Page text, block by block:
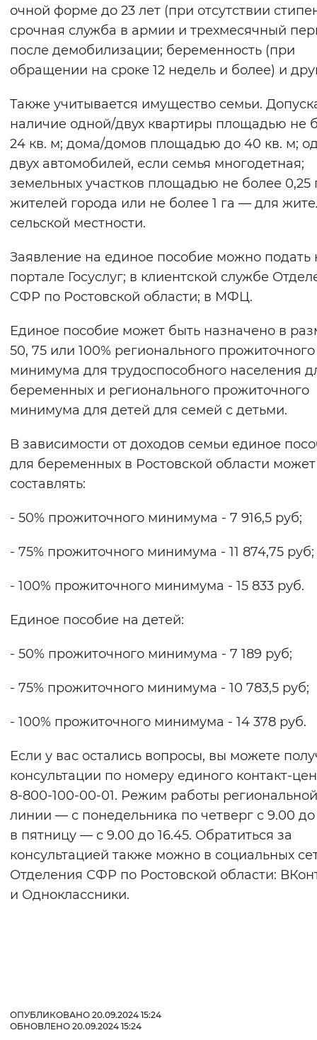
очной форме до 23 лет (при отсутствии
срочная служба в армии и трехмесячный
после демобилизации; беременность (при
обращении на сроке 12 недель и более) и
Также учитывается имущество семьи.
наличие одной/двух квартиры площадью не
24 кв. м; дома/домов площадью до 40 кв. м;
двух автомобилей, если семья многодетная;
земельных участков площадью не более 0,25
жителей города или не более 1 га — для
сельской местности.
Заявление на единое пособие можно подать
портале Госуслуг; в клиентской службе
СФР по Ростовской области; в МФЦ.
Единое пособие может быть назначено в
50, 75 или 100% регионального прожиточного
минимума для трудоспособного населения
беременных и регионального прожиточного
минимума для детей для семей с детьми.
В зависимости от доходов семьи единое
для беременных в Ростовской области может
составлять:
- 50% прожиточного минимума - 7 916,5 руб;
- 75% прожиточного минимума - 11 874,75 руб;
- 100% прожиточного минимума - 15 833 руб.
Единое пособие на детей:
- 50% прожиточного минимума - 7 189 руб;
- 75% прожиточного минимума - 10 783,5 руб;
- 100% прожиточного минимума - 14 378 руб.
Если у вас остались вопросы, вы можете
консультации по номеру единого контакт-
8-800-100-00-01. Режим работы региональной
линии — с понедельника по четверг с 9.00 до
в пятницу — с 9.00 до 16.45. Обратиться за
консультацией также можно в социальных
Отделения СФР по Ростовской области:
и Одноклассники.
ОПУБЛИКОВАНО 20.09.2024 15:24
ОБНОВЛЕНО 20.09.2024 15:24